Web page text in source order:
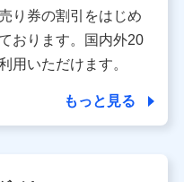
お客さま（2019年12
ラブ会員であったこと
、2019年12月10日以
ら の利用目的の範囲内
り券の割引をはじめ
おります。国内外20
用いただけます。
もっと見る